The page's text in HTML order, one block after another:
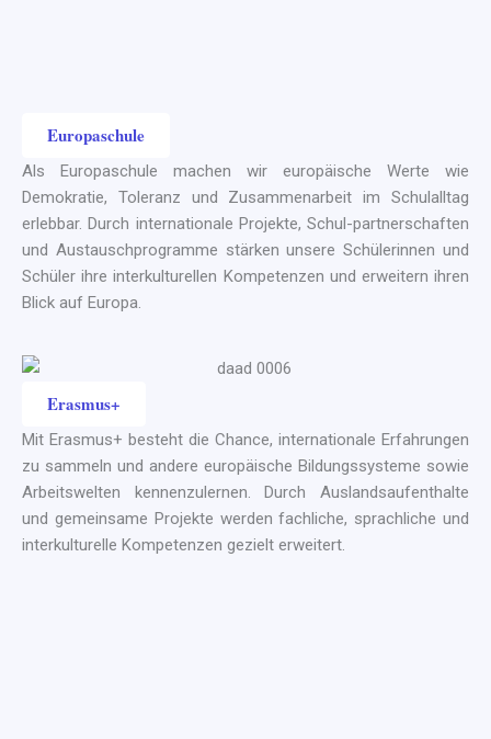
Europaschule
Als Europaschule machen wir europäische Werte wie
Demokratie, Toleranz und Zusammenarbeit im Schulalltag
erlebbar. Durch internationale Projekte, Schul-partnerschaften
und Austauschprogramme stärken unsere Schülerinnen und
Schüler ihre interkulturellen Kompetenzen und erweitern ihren
Blick auf Europa.
Erasmus+
Mit Erasmus+ besteht die Chance, internationale Erfahrungen
zu sammeln und andere europäische Bildungssysteme sowie
Arbeitswelten kennenzulernen. Durch Auslandsaufenthalte
und gemeinsame Projekte werden fachliche, sprachliche und
interkulturelle Kompetenzen gezielt erweitert.